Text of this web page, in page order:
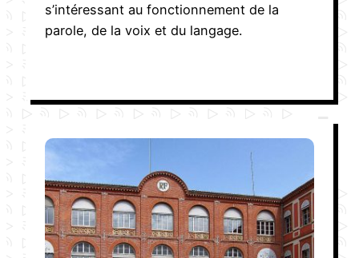
s’intéressant au fonctionnement de la
parole, de la voix et du langage.